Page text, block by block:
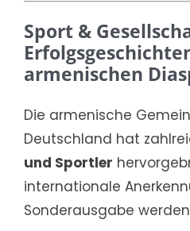
Sport &
armenischen
Die armenische
Deutschland hat
und Sportler
internationale
Sonderausgabe